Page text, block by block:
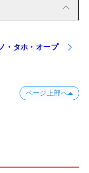
・タホ・オープ
ページ上部へ